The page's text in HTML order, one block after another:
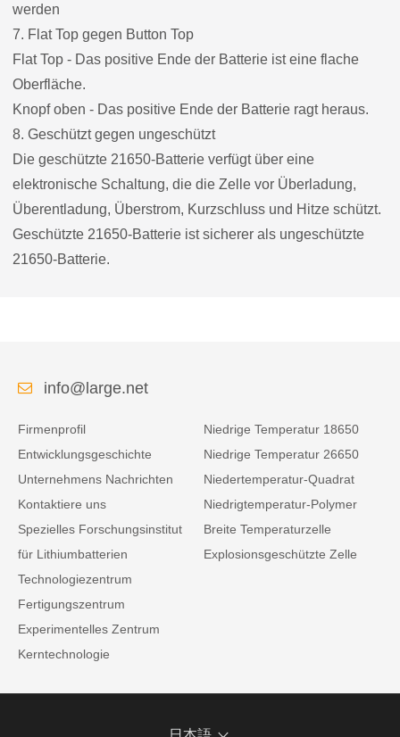
werden
7. Flat Top gegen Button Top
Flat Top - Das positive Ende der Batterie ist eine flache
Oberfläche.
Knopf oben - Das positive Ende der Batterie ragt heraus.
8. Geschützt gegen ungeschützt
Die geschützte 21650-Batterie verfügt über eine
elektronische Schaltung, die die Zelle vor Überladung,
Überentladung, Überstrom, Kurzschluss und Hitze schützt.
Geschützte 21650-Batterie ist sicherer als ungeschützte
21650-Batterie.
info@large.net
Firmenprofil
Entwicklungsgeschichte
Unternehmens Nachrichten
Kontaktiere uns
Spezielles Forschungsinstitut
für Lithiumbatterien
Technologiezentrum
Fertigungszentrum
Experimentelles Zentrum
Kerntechnologie
Niedrige Temperatur 18650
Niedrige Temperatur 26650
Niedertemperatur-Quadrat
Niedrigtemperatur-Polymer
Breite Temperaturzelle
Explosionsgeschützte Zelle